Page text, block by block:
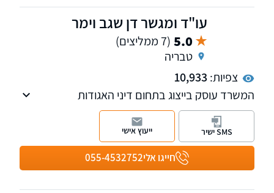
עו"ד ומגשר דן שגב וימר
5.0 (7 ממליצים)
טבריה
צפיות: 10,933
המשרד עוסק בייצוג בתחום דיני האגודות
שיתופיות, מושבים וקיבוצים, דיני מקרקעין ודיני
משפחה
חייגו אלי055-4532752
SMS ישיר ייעוץ אישי